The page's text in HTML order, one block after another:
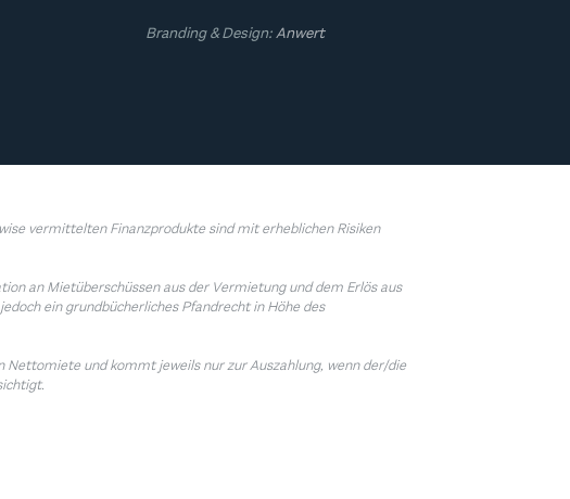
Branding & Design:Anwert
vermittelten Finanzprodukte sind mit erheblichen Risiken
an Mietüberschüssen aus der Vermietung und dem Erlös aus
ein grundbücherliches Pfandrecht in Höhe des
und kommt jeweils nur zur Auszahlung, wenn der/die